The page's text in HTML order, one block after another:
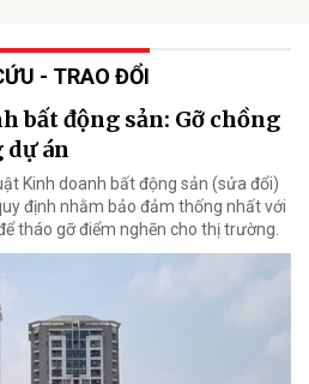
- TRAO ĐỔI
bất động sản: Gỡ chồng
dự án
Kinh doanh bất động sản (sửa đổi)
định nhằm bảo đảm thống nhất với
tháo gỡ điểm nghẽn cho thị trường.